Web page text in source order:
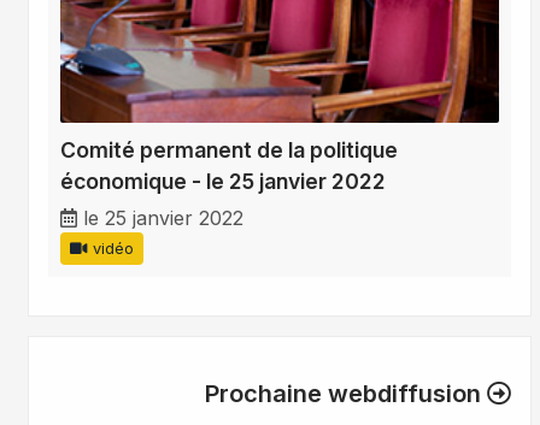
Comité permanent de la politique
économique - le 25 janvier 2022
le 25 janvier 2022
vidéo
Prochaine webdiffusion